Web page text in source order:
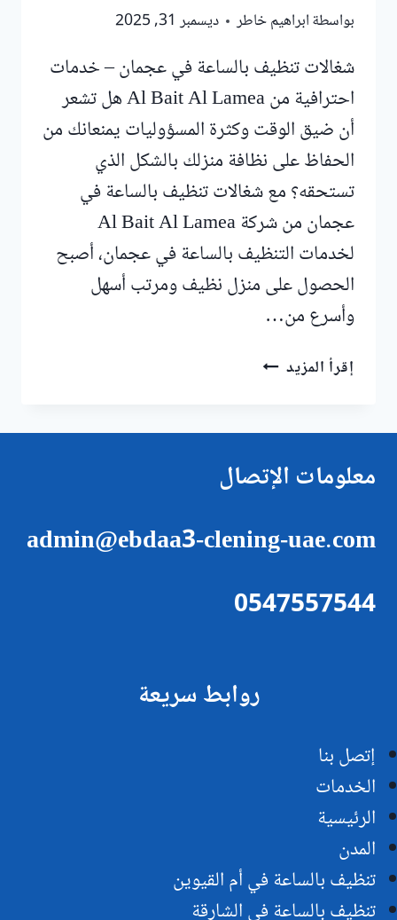
بواسطةابراهيم خاطر ديسمبر 31, 2025
شغالات تنظيف بالساعة في عجمان – خدمات
احترافية من Al Bait Al Lamea هل تشعر
أن ضيق الوقت وكثرة المسؤوليات يمنعانك من
الحفاظ على نظافة منزلك بالشكل الذي
تستحقه؟ مع شغالات تنظيف بالساعة في
عجمان من شركة Al Bait Al Lamea
لخدمات التنظيف بالساعة في عجمان، أصبح
الحصول على منزل نظيف ومرتب أسهل
وأسرع من…
إقرأ المزيدشغالات
في
عجمان
|0547557544
معلومات الإتصال
admin@ebdaa3-clening-uae.com
0547557544
روابط سريعة
إتصل بنا
الخدمات
الرئيسية
المدن
تنظيف بالساعة في أم القيوين
تنظيف بالساعة في الشارقة